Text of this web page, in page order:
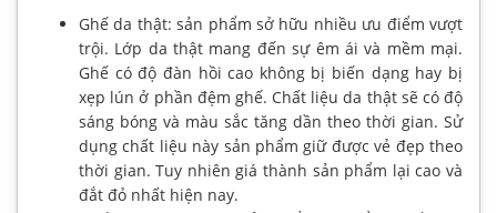
Ghế da thật: sản phẩm sở hữu nhiều ưu điểm vượt
trội. Lớp da thật mang đến sự êm ái và mềm mại.
Ghế có độ đàn hồi cao không bị biến dạng hay bị
xẹp lún ở phần đệm ghế. Chất liệu da thật sẽ có độ
sáng bóng và màu sắc tăng dần theo thời gian. Sử
dụng chất liệu này sản phẩm giữ được vẻ đẹp theo
thời gian. Tuy nhiên giá thành sản phẩm lại cao và
đắt đỏ nhất hiện nay.